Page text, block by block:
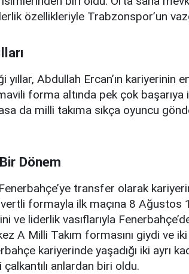
özellikleriyle Trabzonspor’un
yıllar, Abdullah Ercan’ın kariyerinin
forma altında pek çok
da milli takıma sıkça oyuncu
Dönem
transfer olarak
formayla ilk maçına 8 Ağustos
ve liderlik vasıflarıyla
A Milli Takım formasını giydi ve
kariyerinde yaşadığı iki ayrı
anlardan biri oldu.